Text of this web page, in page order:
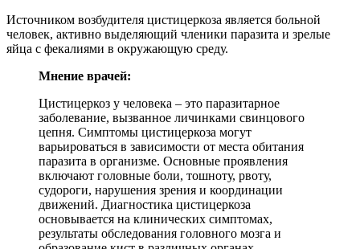
Источником возбудителя цистицеркоза является больной
человек, активно выделяющий членики паразита и зрелые
яйца с фекалиями в окружающую среду.
Мнение врачей:
Цистицеркоз у человека – это паразитарное
заболевание, вызванное личинками свинцового
цепня. Симптомы цистицеркоза могут
варьироваться в зависимости от места обитания
паразита в организме. Основные проявления
включают головные боли, тошноту, рвоту,
судороги, нарушения зрения и координации
движений. Диагностика цистицеркоза
основывается на клинических симптомах,
результаты обследования головного мозга и